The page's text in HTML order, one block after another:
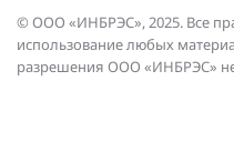
© ООО «ИНБРЭС», 2025. Все
использование любых
разрешения ООО «ИНБРЭС» не